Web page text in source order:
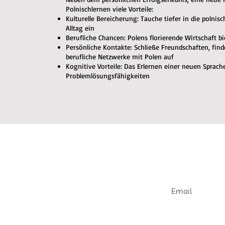
Polnischlernen viele Vorteile:
Kulturelle Bereicherung: Tauche tiefer in die
Alltag ein
Berufliche Chancen: Polens florierende Wirtschaft
Persönliche Kontakte: Schließe Freundschaften,
berufliche Netzwerke mit Polen auf
Kognitive Vorteile: Das Erlernen einer neuen
Problemlösungsfähigkeiten